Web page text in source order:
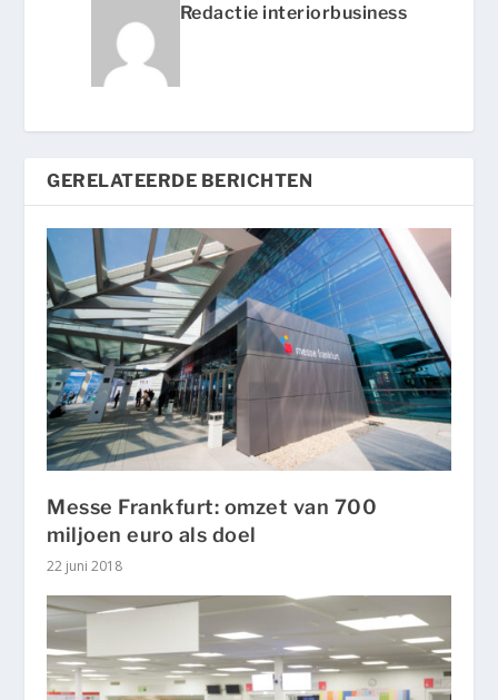
Redactie interiorbusiness
GERELATEERDE BERICHTEN
Messe Frankfurt: omzet van 700
miljoen euro als doel
22 juni 2018